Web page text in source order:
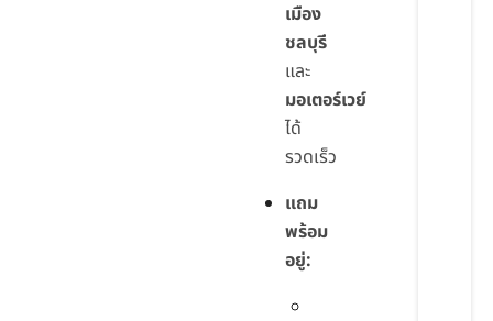
เมือง
ชลบุรี
และ
มอเตอร์เวย์
ได้
รวดเร็ว
แถม
พร้อม
อยู่: